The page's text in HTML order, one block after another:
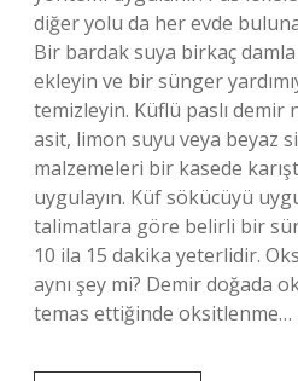
diğer yolu da her evde
Bir bardak suya birkaç damla
ekleyin ve bir sünger
temizleyin. Küflü paslı demir
asit, limon suyu veya beyaz
malzemeleri bir kasede
uygulayın. Küf sökücüyü
talimatlara göre belirli bir
10 ila 15 dakika yeterlidir.
aynı şey mi? Demir doğada
temas ettiğinde oksitlenme…